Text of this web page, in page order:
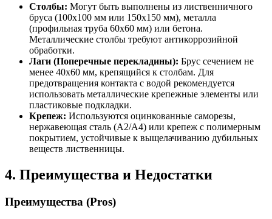
Столбы: Могут быть выполнены из лиственничного
бруса (100х100 мм или 150х150 мм), металла
(профильная труба 60х60 мм) или бетона.
Металлические столбы требуют антикоррозийной
обработки.
Лаги (Поперечные перекладины): Брус сечением не
менее 40х60 мм, крепящийся к столбам. Для
предотвращения контакта с водой рекомендуется
использовать металлические крепежные элементы или
пластиковые подкладки.
Крепеж: Используются оцинкованные саморезы,
нержавеющая сталь (A2/A4) или крепеж с полимерным
покрытием, устойчивые к выщелачиванию дубильных
веществ лиственницы.
4. Преимущества и Недостатки
Преимущества (Pros)